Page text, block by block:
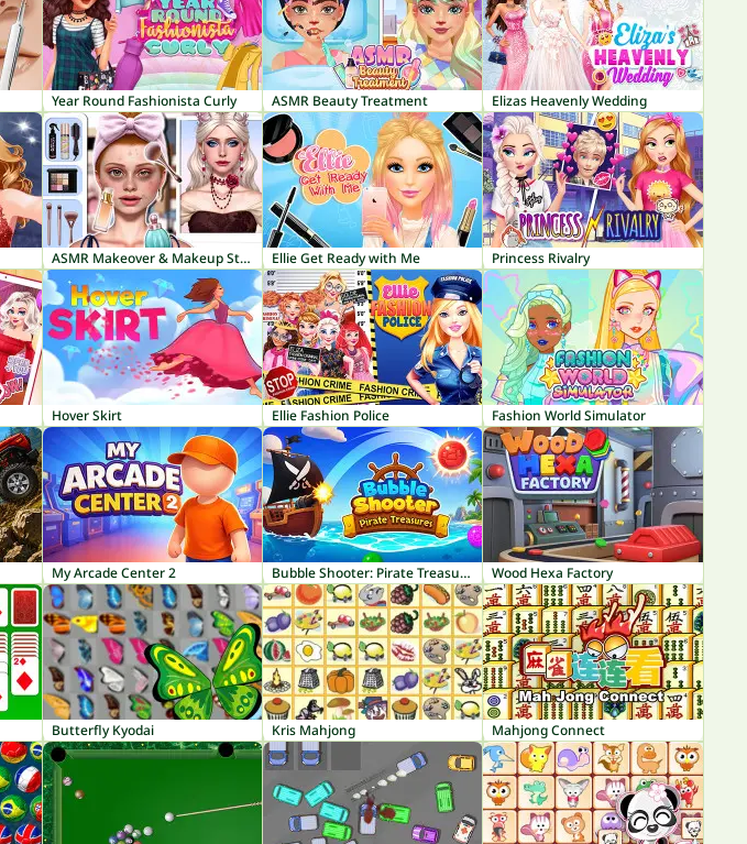
Year Round Fashionista Curly ASMR Beauty Treatment Elizas Heavenly Wedding
ASMR Makeover & Makeup Studio Ellie Get Ready with Me Princess Rivalry
Hover Skirt Ellie Fashion Police Fashion World Simulator
My Arcade Center 2 Bubble Shooter: Pirate Treasures Wood Hexa Factory
Butterfly Kyodai Kris Mahjong Mahjong Connect